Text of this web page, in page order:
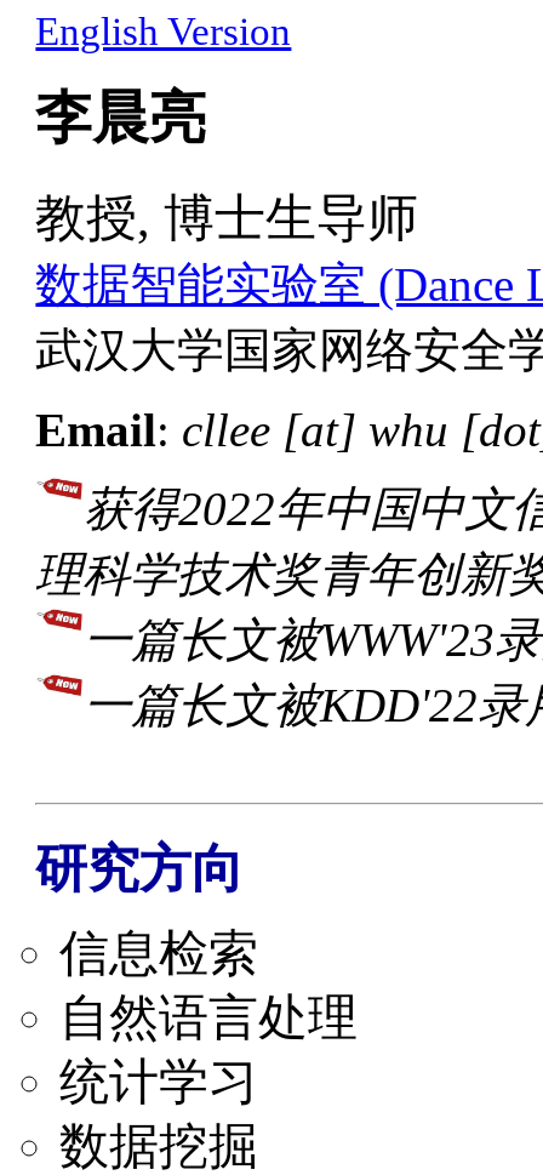
English Version
李晨亮
教授, 博士生导师
数据智能实验室 (Dance
武汉大学国家网络安全
Email: cllee [at] whu
获得2022年中国中文
理科学技术奖青年创新
一篇长文被WWW'23
一篇长文被KDD'22录
研究方向
信息检索
自然语言处理
统计学习
数据挖掘